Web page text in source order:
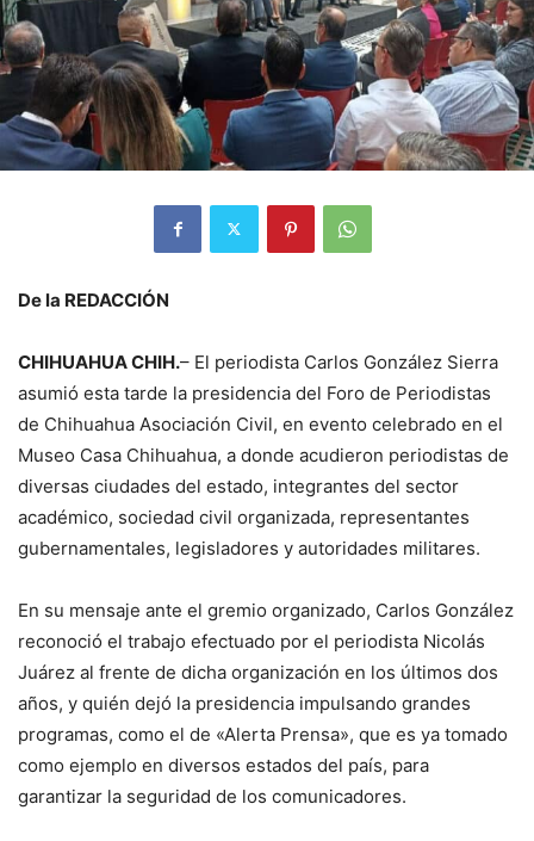
De la REDACCIÓN
CHIHUAHUA CHIH.– El periodista Carlos González Sierra
asumió esta tarde la presidencia del Foro de Periodistas
de Chihuahua Asociación Civil, en evento celebrado en el
Museo Casa Chihuahua, a donde acudieron periodistas de
diversas ciudades del estado, integrantes del sector
académico, sociedad civil organizada, representantes
gubernamentales, legisladores y autoridades militares.
En su mensaje ante el gremio organizado, Carlos González
reconoció el trabajo efectuado por el periodista Nicolás
Juárez al frente de dicha organización en los últimos dos
años, y quién dejó la presidencia impulsando grandes
programas, como el de «Alerta Prensa», que es ya tomado
como ejemplo en diversos estados del país, para
garantizar la seguridad de los comunicadores.